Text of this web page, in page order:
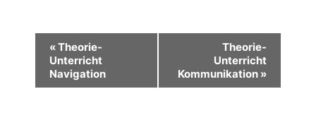
«Theorie-
Unterricht
Navigation
Theorie-
Unterricht
Kommunikation »